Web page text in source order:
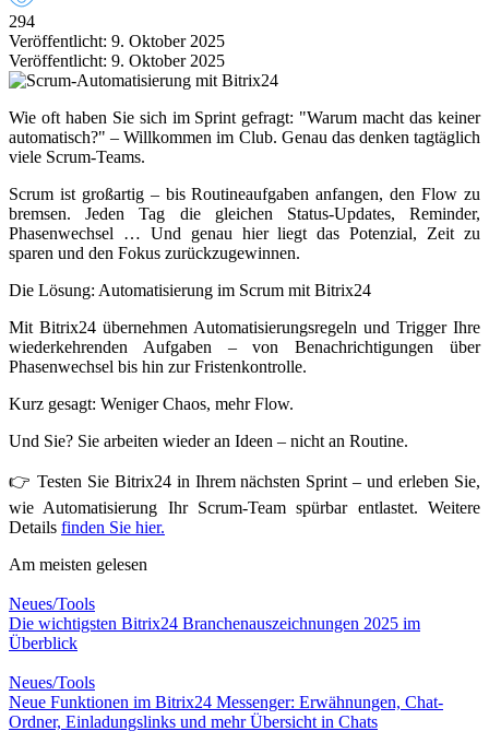
294
Veröffentlicht: 9. Oktober 2025
Veröffentlicht: 9. Oktober 2025
Wie oft haben Sie sich im Sprint gefragt: "Warum macht das keiner
automatisch?" – Willkommen im Club. Genau das denken tagtäglich
viele Scrum-Teams.
Scrum ist großartig – bis Routineaufgaben anfangen, den Flow zu
bremsen. Jeden Tag die gleichen Status-Updates, Reminder,
Phasenwechsel … Und genau hier liegt das Potenzial, Zeit zu
sparen und den Fokus zurückzugewinnen.
Die Lösung: Automatisierung im Scrum mit Bitrix24
Mit Bitrix24 übernehmen Automatisierungsregeln und Trigger Ihre
wiederkehrenden Aufgaben – von Benachrichtigungen über
Phasenwechsel bis hin zur Fristenkontrolle.
Kurz gesagt: Weniger Chaos, mehr Flow.
Und Sie? Sie arbeiten wieder an Ideen – nicht an Routine.
👉 Testen Sie Bitrix24 in Ihrem nächsten Sprint – und erleben Sie,
wie Automatisierung Ihr Scrum-Team spürbar entlastet. Weitere
Details finden Sie hier.
Am meisten gelesen
Neues/Tools
Die wichtigsten Bitrix24 Branchenauszeichnungen 2025 im
Überblick
Neues/Tools
Neue Funktionen im Bitrix24 Messenger: Erwähnungen, Chat-
Ordner, Einladungslinks und mehr Übersicht in Chats